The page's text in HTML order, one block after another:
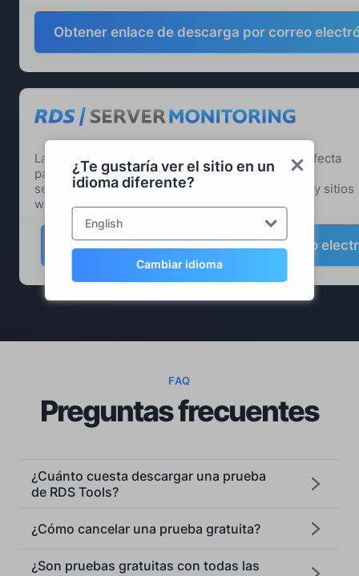
¿Te gustaría ver el sitio en un
idioma diferente?
English
Cambiar idioma
Obtener enlace de descarga por correo
La supervisión del servidor es la herramienta perfecta
para los administradores que gestionan múltiples
servidores. Supervise la salud de sus servidores y sitios
web para solucionar problemas más rápido.
Obtener enlace de descarga por correo
FAQ
Preguntas frecuentes
¿Cuánto cuesta descargar una prueba
de RDS Tools?
¿Cómo cancelar una prueba gratuita?
¿Son pruebas gratuitas con todas las